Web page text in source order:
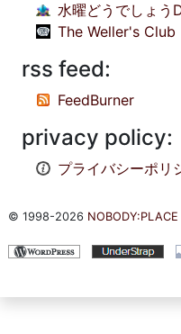
水曜どうでしょう
The Weller's Club
rss feed:
FeedBurner
privacy policy:
プライバシーポリ
© 1998-2026 NOBODY:PLACE